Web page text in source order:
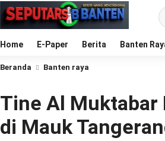
Home E-Paper Berita Banten
Beranda Banten raya
Tine Al
di Mauk